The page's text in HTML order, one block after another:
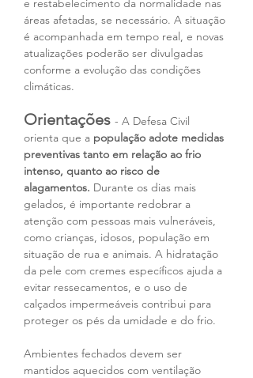
e restabelecimento da normalidade nas
áreas afetadas, se necessário. A situação
é acompanhada em tempo real, e novas
atualizações poderão ser divulgadas
conforme a evolução das condições
climáticas.
Orientações - A Defesa Civil
orienta que a população adote medidas
preventivas tanto em relação ao frio
intenso, quanto ao risco de
alagamentos. Durante os dias mais
gelados, é importante redobrar a
atenção com pessoas mais vulneráveis,
como crianças, idosos, população em
situação de rua e animais. A hidratação
da pele com cremes específicos ajuda a
evitar ressecamentos, e o uso de
calçados impermeáveis contribui para
proteger os pés da umidade e do frio.
Ambientes fechados devem ser
mantidos aquecidos com ventilação